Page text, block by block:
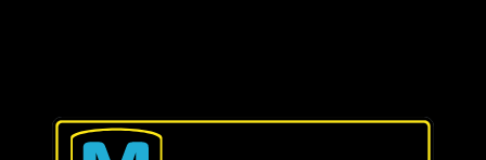
attraktive beliggenhed med nem
adgang til Puerto Banús, Marbella og